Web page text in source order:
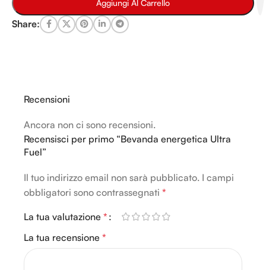
Aggiungi Al Carrello
Share:
Recensioni
Ancora non ci sono recensioni.
Recensisci per primo “Bevanda energetica Ultra
Fuel”
Il tuo indirizzo email non sarà pubblicato. I campi
obbligatori sono contrassegnati *
La tua valutazione *
La tua recensione *
Alternative: